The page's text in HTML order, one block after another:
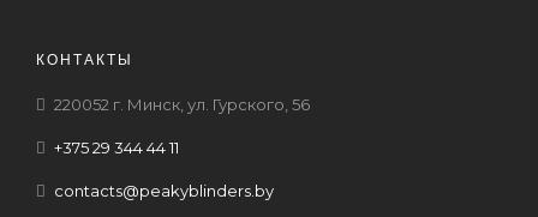
КОНТАКТЫ
220052 г. Минск, ул. Гурского, 56
+375 29 344 44 11
contacts@peakyblinders.by